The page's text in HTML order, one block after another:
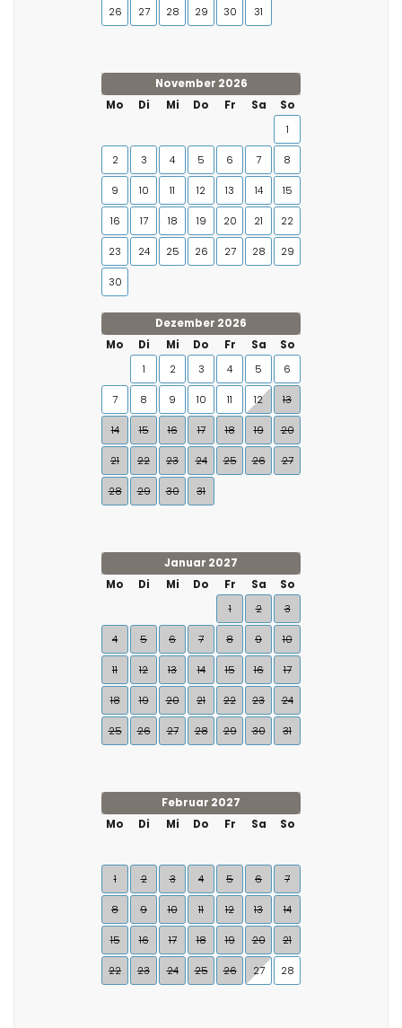
26 27 28 29 30 31
November 2026
Mo
Di Mi Do Fr Sa
So
1
2 3 4 5 6 7 8
9 10 11 12 13 14 15
16 17 18 19 20 21 22
23 24 25 26 27 28 29
30
Dezember 2026
Mo
Di Mi Do Fr Sa
So
1
2 3 4 5 6
7 8 9 10 11 12 13
14 15 16 17 18 19 20
21 22 23 24 25 26 27
28 29 30 31
Januar 2027
Mo
Di Mi Do Fr Sa
So
1
2 3
4 5 6 7 8 9 10
11 12 13 14 15 16 17
18 19 20 21 22 23 24
25 26 27 28 29 30 31
Februar 2027
Mo
Di Mi Do Fr Sa So
1 2 3 4 5 6 7
8 9 10 11 12 13 14
15 16 17 18 19 20 21
22 23 24 25 26 27 28